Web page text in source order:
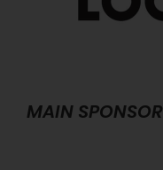
MAIN SPONSOR